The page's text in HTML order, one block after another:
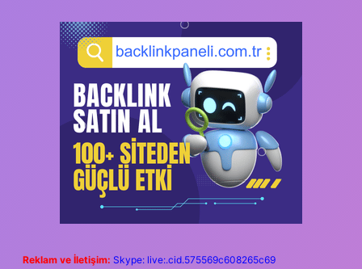
Reklam ve İletişim: Skype: live:.cid.575569c608265c69